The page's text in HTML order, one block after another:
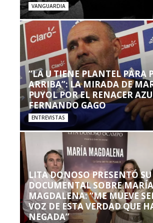
VANGUARDIA
“LA U TIENE PLANTEL PARA
ARRIBA”: LA MIRADA DE
PUYOL POR EL RENACER
FERNANDO GAGO
ENTREVISTAS
LITA DONOSO PRESENTÓ SU
DOCUMENTAL SOBRE MARÍA
MAGDALENA: “ME MUEVE
VOZ DE ESTA VERDAD QUE
NEGADA”